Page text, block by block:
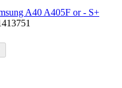
A40 A405F or - S+